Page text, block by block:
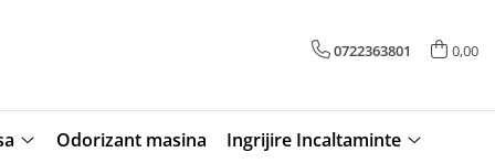
0722363801 0,00
Odorizant masina Ingrijire Incaltaminte